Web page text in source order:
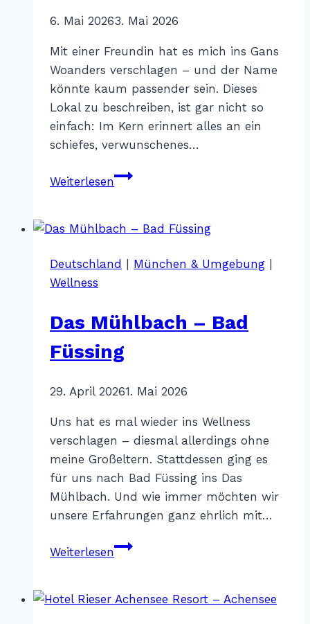
VonKatharina
6. Mai 20263. Mai 2026
Mit einer Freundin hat es mich ins Gans
Woanders verschlagen – und der Name
könnte kaum passender sein. Dieses
Lokal zu beschreiben, ist gar nicht so
einfach: Im Kern erinnert alles an ein
schiefes, verwunschenes…
WeiterlesenGans
München
Deutschland | München & Umgebung |
Wellness
Das Mühlbach – Bad
Füssing
VonKatharina
29. April 20261. Mai 2026
Uns hat es mal wieder ins Wellness
verschlagen – diesmal allerdings ohne
meine Großeltern. Stattdessen ging es
für uns nach Bad Füssing ins Das
Mühlbach. Und wie immer möchten wir
unsere Erfahrungen ganz ehrlich mit…
WeiterlesenDas
Bad